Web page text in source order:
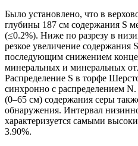
Было установлено, что в
глубины 187 см содержания S
(≤0.2%). Ниже по разрезу в
резкое увеличение содержания
последующим снижением
минеральных и минеральных
Распределение S в торфе
синхронно с распределением
(0–65 см) содержания серы
обнаружения. Интервал
характеризуется самыми
3.90%.